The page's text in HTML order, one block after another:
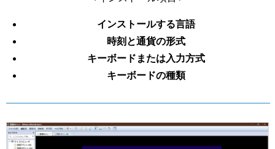
インストールする言語
時刻と通貨の形式
キーボードまたは入力方式
キーボードの種類